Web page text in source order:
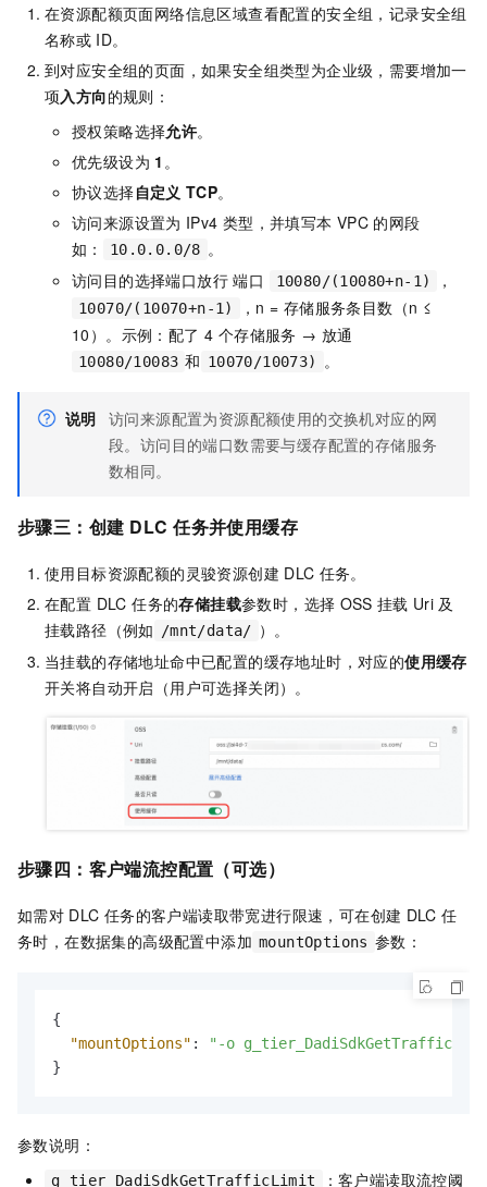
在资源配额页面网络信息区域查看配置的安全组，记录安全组
名称或 ID。
到对应安全组的页面，如果安全组类型为企业级，需要增加一
项 入方向的规则：
授权策略选择允许。
优先级设为 1 。
协议选择自定义 TCP。
访问来源设置为 IPv4 类型，并填写本 VPC 的网段
如：
10.0.0.0/8 。
访问目的选择端口放行 端口
10080/(10080+n-1) ，
10070/(10070+n-1)
，n = 存储服务条目数（n ≤
10）。示例：配了 4 个存储服务 → 放通
10080/10083 和 10070/10073) 。
说明 访问来源配置为资源配额使用的交换机对应的网
段。访问目的端口数需要与缓存配置的存储服务
数相同。
步骤三：创建 DLC 任务并使用缓存
使用目标资源配额的灵骏资源创建 DLC 任务。
在配置 DLC 任务的存储挂载参数时，选择 OSS 挂载 Uri 及
挂载路径（例如
/mnt/data/ ）。
当挂载的存储地址命中已配置的缓存地址时，对应的使用缓存
开关将自动开启（用户可选择关闭）。
步骤四：客户端流控配置（可选）
如需对 DLC 任务的客户端读取带宽进行限速，可在创建 DLC 任
务时，在数据集的高级配置中添加 mountOptions 参数：
{
"mountOptions" :
"-o
}
参数说明：
g_tier_DadiSdkGetTrafficLimit
：客户端读取流控阈